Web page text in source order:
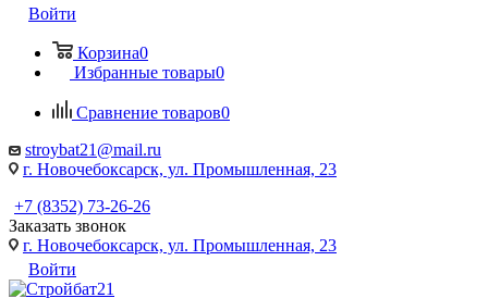
Войти
Корзина0
Избранные товары0
Сравнение товаров0
stroybat21@mail.ru
г. Новочебоксарск, ул. Промышленная, 23
+7 (8352) 73-26-26
Заказать звонок
г. Новочебоксарск, ул. Промышленная, 23
Войти